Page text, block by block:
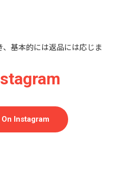
基本的には返品には応じま
Instagram